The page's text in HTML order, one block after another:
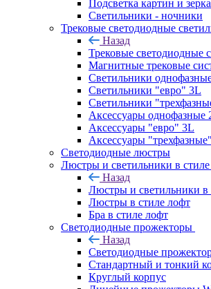
Подсветка картин и
Светильники - ночники
Трековые светодиодные
Назад
Трековые светодиодные
Магнитные трековые
Светильники
Светильники "евро" 3L
Светильники
Аксессуары однофазные
Аксессуары "евро" 3L
Аксессуары
Светодиодные люстры
Люстры и светильники в
Назад
Люстры и светильники в
Люстры в стиле лофт
Бра в стиле лофт
Светодиодные прожекторы
Назад
Светодиодные
Стандартный и тонкий
Круглый корпус